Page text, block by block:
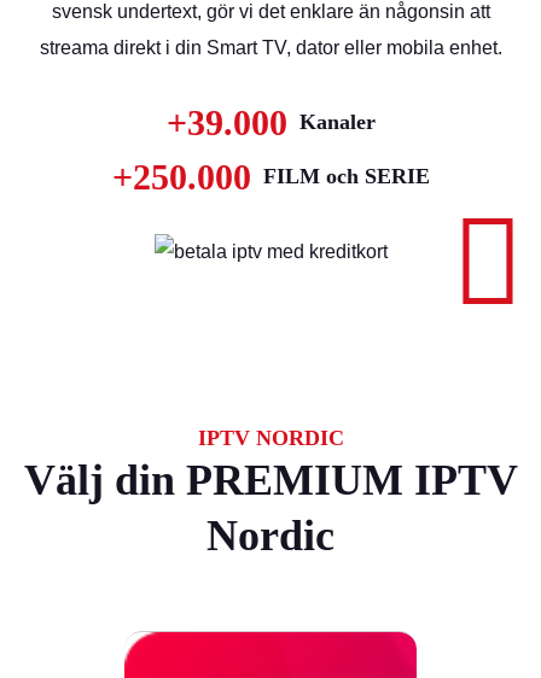
svensk undertext, gör vi det enklare än någonsin att
streama direkt i din Smart TV, dator eller mobila enhet.
+39.000 Kanaler
+250.000 FILM och SERIE
IPTV NORDIC
Välj din PREMIUM IPTV
Nordic